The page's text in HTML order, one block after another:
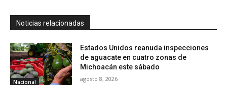
Noticias relacionadas
Nacional
Estados Unidos reanuda inspecciones
de aguacate en cuatro zonas de
Michoacán este sábado
agosto 8, 2026